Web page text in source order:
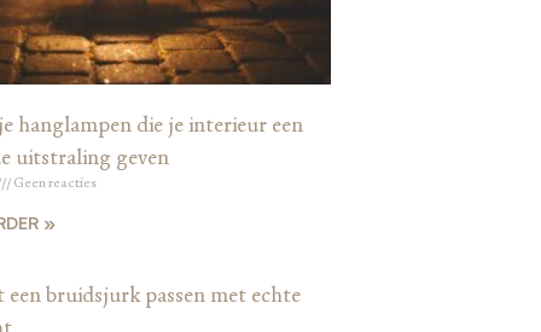
hanglampen die je interieur een
uitstraling geven
Geen reacties
»
een bruidsjurk passen met echte